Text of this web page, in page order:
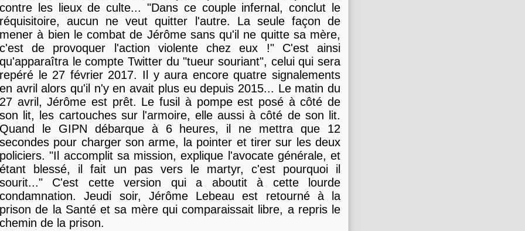
contre les lieux de culte... "Dans ce couple infernal, conclut le
réquisitoire, aucun ne veut quitter l'autre. La seule façon de
mener à bien le combat de Jérôme sans qu'il ne quitte sa mère,
c'est de provoquer l'action violente chez eux !" C'est ainsi
qu'apparaîtra le compte Twitter du "tueur souriant", celui qui sera
repéré le 27 février 2017. Il y aura encore quatre signalements
en avril alors qu'il n'y en avait plus eu depuis 2015... Le matin du
27 avril, Jérôme est prêt. Le fusil à pompe est posé à côté de
son lit, les cartouches sur l'armoire, elle aussi à côté de son lit.
Quand le GIPN débarque à 6 heures, il ne mettra que 12
secondes pour charger son arme, la pointer et tirer sur les deux
policiers. "Il accomplit sa mission, explique l'avocate générale, et
étant blessé, il fait un pas vers le martyr, c'est pourquoi il
sourit..." C'est cette version qui a aboutit à cette lourde
condamnation. Jeudi soir, Jérôme Lebeau est retourné à la
prison de la Santé et sa mère qui comparaissait libre, a repris le
chemin de la prison.